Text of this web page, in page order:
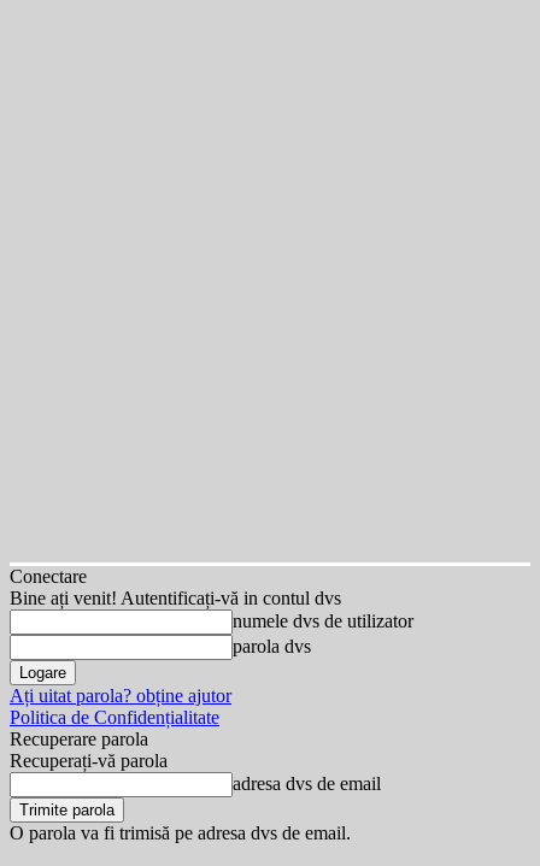
Conectare
Bine ați venit! Autentificați-vă in contul dvs
numele dvs de utilizator
parola dvs
Ați uitat parola? obține ajutor
Politica de Confidențialitate
Recuperare parola
Recuperați-vă parola
adresa dvs de email
O parola va fi trimisă pe adresa dvs de email.